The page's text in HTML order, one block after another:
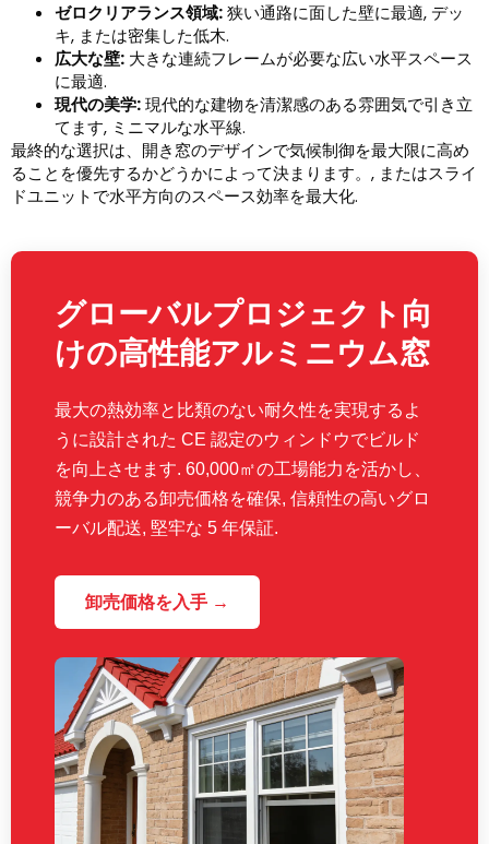
ゼロクリアランス領域:狭い通路に面した壁に最適, デッ
キ, または密集した低木.
広大な壁: 大きな連続フレームが必要な広い水平スペース
に最適.
現代の美学:現代的な建物を清潔感のある雰囲気で引き立
てます, ミニマルな水平線.
最終的な選択は、開き窓のデザインで気候制御を最大限に高め
ることを優先するかどうかによって決まります。, またはスライ
ドユニットで水平方向のスペース効率を最大化.
グローバルプロジェクト向
けの高性能アルミニウム窓
最大の熱効率と比類のない耐久性を実現するよ
うに設計された CE 認定のウィンドウでビルド
を向上させます. 60,000㎡の工場能力を活かし、
競争力のある卸売価格を確保, 信頼性の高いグロ
ーバル配送, 堅牢な 5 年保証.
卸売価格を入手 →